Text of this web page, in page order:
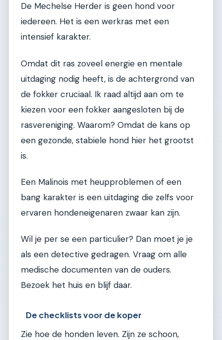
De Mechelse Herder is geen hond voor
iedereen. Het is een werkras met een
intensief karakter.
Omdat dit ras zoveel energie en mentale
uitdaging nodig heeft, is de achtergrond van
de fokker cruciaal. Ik raad altijd aan om te
kiezen voor een fokker aangesloten bij de
rasvereniging. Waarom? Omdat de kans op
een gezonde, stabiele hond hier het grootst
is.
Een Malinois met heupproblemen of een
bang karakter is een uitdaging die zelfs voor
ervaren hondeneigenaren zwaar kan zijn.
Wil je per se een particulier? Dan moet je je
als een detective gedragen. Vraag om alle
medische documenten van de ouders.
Bezoek het huis en blijf daar.
De checklists voor de koper
Zie hoe de honden leven. Zijn ze schoon,